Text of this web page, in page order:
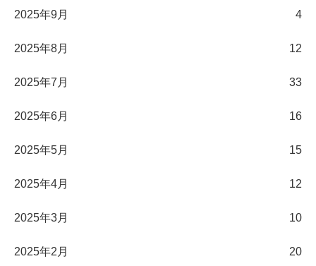
2025年9月 4
2025年8月 12
2025年7月 33
2025年6月 16
2025年5月 15
2025年4月 12
2025年3月 10
2025年2月 20